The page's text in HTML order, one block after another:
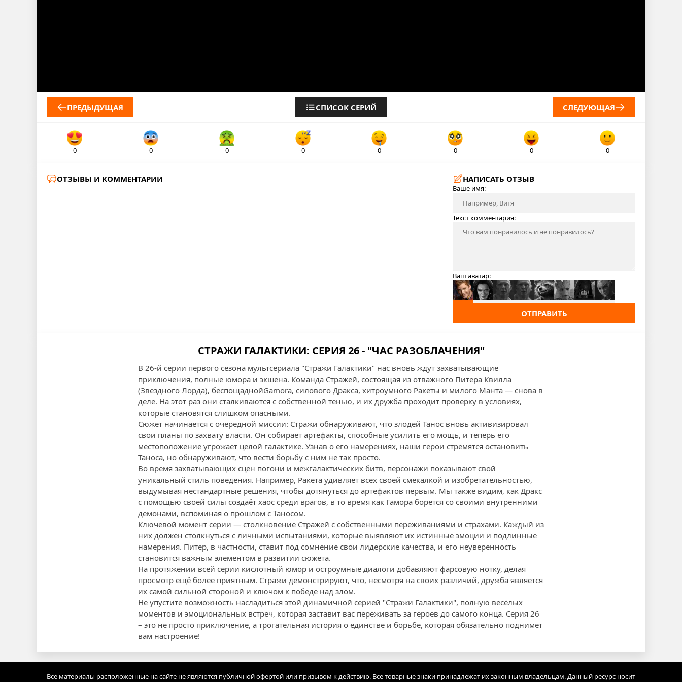
ПРЕДЫДУЩАЯ СПИСОК СЕРИЙ СЛЕДУЮЩАЯ
0 0 0 0 0 0 0 0
ОТЗЫВЫ И КОММЕНТАРИИ НАПИСАТЬ ОТЗЫВ
Ваше имя:
Текст комментария:
Ваш аватар:
ОТПРАВИТЬ
СТРАЖИ ГАЛАКТИКИ: СЕРИЯ 26 - "ЧАС РАЗОБЛАЧЕНИЯ"
В 26-й серии первого сезона мультсериала "Стражи Галактики" нас вновь ждут захватывающие
приключения, полные юмора и экшена. Команда Стражей, состоящая из отважного Питера Квилла
(Звездного Лорда), беспощаднойGamora, силового Дракса, хитроумного Ракеты и милого Манта — снова в
деле. На этот раз они сталкиваются с собственной тенью, и их дружба проходит проверку в условиях,
которые становятся слишком опасными.
Сюжет начинается с очередной миссии: Стражи обнаруживают, что злодей Танос вновь активизировал
свои планы по захвату власти. Он собирает артефакты, способные усилить его мощь, и теперь его
местоположение угрожает целой галактике. Узнав о его намерениях, наши герои стремятся остановить
Таноса, но обнаруживают, что вести борьбу с ним не так просто.
Во время захватывающих сцен погони и межгалактических битв, персонажи показывают свой
уникальный стиль поведения. Например, Ракета удивляет всех своей смекалкой и изобретательностью,
выдумывая нестандартные решения, чтобы дотянуться до артефактов первым. Мы также видим, как Дракс
с помощью своей силы создаёт хаос среди врагов, в то время как Гамора борется со своими внутренними
демонами, вспоминая о прошлом с Таносом.
Ключевой момент серии — столкновение Стражей с собственными переживаниями и страхами. Каждый из
них должен столкнуться с личными испытаниями, которые выявляют их истинные эмоции и подлинные
намерения. Питер, в частности, ставит под сомнение свои лидерские качества, и его неуверенность
становится важным элементом в развитии сюжета.
На протяжении всей серии кислотный юмор и остроумные диалоги добавляют фарсовую нотку, делая
просмотр ещё более приятным. Стражи демонстрируют, что, несмотря на своих различий, дружба является
их самой сильной стороной и ключом к победе над злом.
Не упустите возможность насладиться этой динамичной серией "Стражи Галактики", полную весёлых
моментов и эмоциональных встреч, которая заставит вас переживать за героев до самого конца. Серия 26
– это не просто приключение, а трогательная история о единстве и борьбе, которая обязательно поднимет
вам настроение!
Все материалы расположенные на сайте не являются публичной офертой или призывом к действию. Все товарные знаки принадлежат их законным владельцам. Данный ресурс носит